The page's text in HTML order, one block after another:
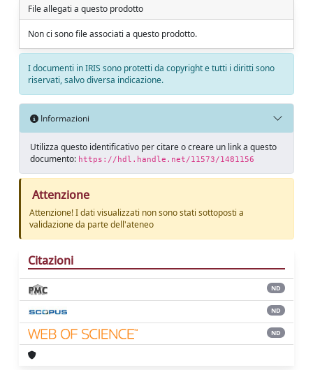
File allegati a questo prodotto
Non ci sono file associati a questo prodotto.
I documenti in IRIS sono protetti da copyright e tutti i diritti sono
riservati, salvo diversa indicazione.
Informazioni
Utilizza questo identificativo per citare o creare un link a questo
documento: https://hdl.handle.net/11573/1481156
Attenzione
Attenzione! I dati visualizzati non sono stati sottoposti a
validazione da parte dell'ateneo
Citazioni
ND
ND
ND